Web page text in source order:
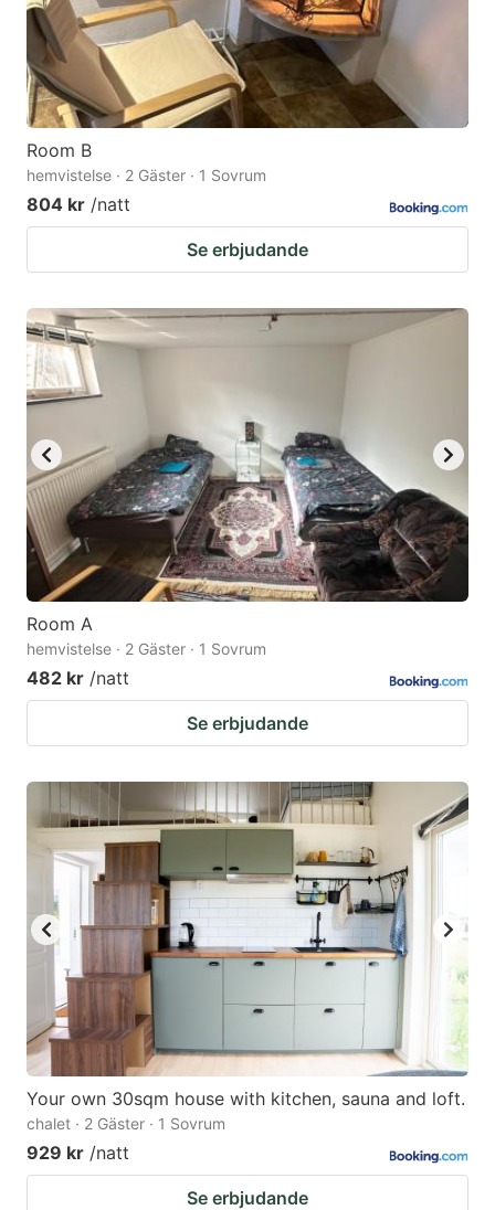
Room B
hemvistelse · 2 Gäster · 1 Sovrum
804 kr /natt
Se erbjudande
Room A
hemvistelse · 2 Gäster · 1 Sovrum
482 kr /natt
Se erbjudande
Your own 30sqm house with kitchen, sauna and loft.
chalet · 2 Gäster · 1 Sovrum
929 kr /natt
Se erbjudande